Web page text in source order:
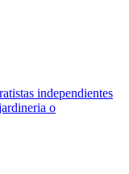
independientes
o